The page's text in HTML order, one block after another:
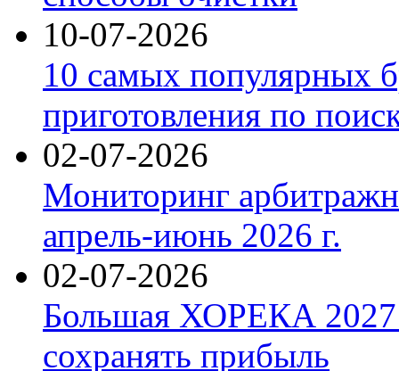
10-07-2026
10 самых популярных
приготовления по
02-07-2026
Мониторинг
апрель-июнь 2026 г.
02-07-2026
Большая ХОРЕКА 2027:
сохранять прибыль